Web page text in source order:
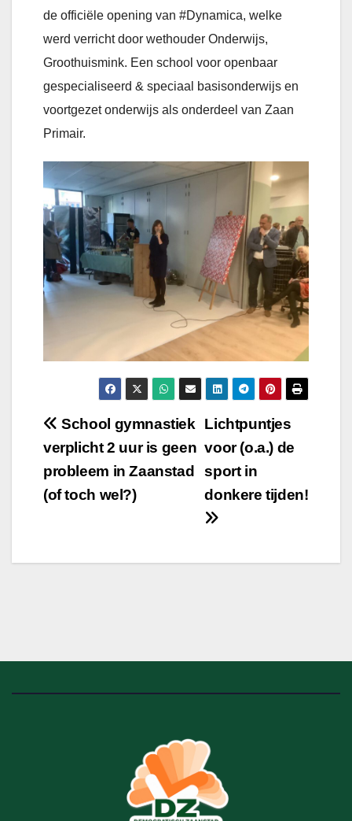
de officiële opening van #Dynamica, welke
werd verricht door wethouder Onderwijs,
Groothuismink. Een school voor openbaar
gespecialiseerd & speciaal basisonderwijs en
voortgezet onderwijs als onderdeel van Zaan
Primair.
Bericht
navigatie
Lichtpuntjes
voor (o.a.) de
sport in
donkere tijden!
School gymnastiek
verplicht 2 uur is geen
probleem in Zaanstad
(of toch wel?)